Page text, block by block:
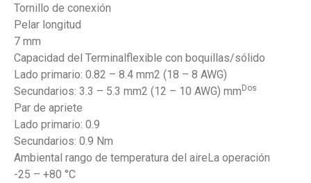
Tornillo de conexión
Pelar longitud
7 mm
Capacidad del Terminalflexible con boquillas/sólido
Lado primario: 0.82 – 8.4 mm2 (18 – 8 AWG)
Secundarios: 3.3 – 5.3 mm2 (12 – 10 AWG) mm Dos
Par de apriete
Lado primario: 0.9
Secundarios: 0.9 Nm
Ambiental rango de temperatura del aireLa operación
-25 – +80 °C